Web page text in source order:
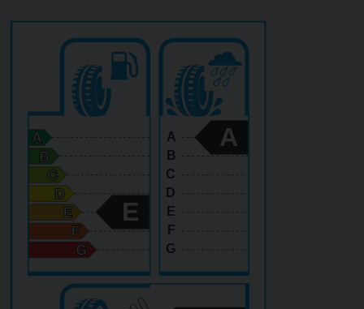
A
B
C
D
E
F
G
E
A